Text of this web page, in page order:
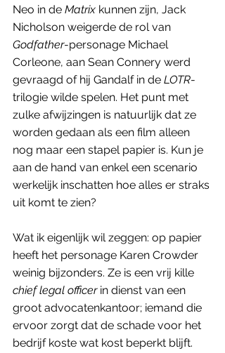
Neo in de Matrix kunnen zijn, Jack
Nicholson weigerde de rol van
Godfather-personage Michael
Corleone, aan Sean Connery werd
gevraagd of hij Gandalf in de LOTR-
trilogie wilde spelen. Het punt met
zulke afwijzingen is natuurlijk dat ze
worden gedaan als een film alleen
nog maar een stapel papier is. Kun je
aan de hand van enkel een scenario
werkelijk inschatten hoe alles er straks
uit komt te zien?
Wat ik eigenlijk wil zeggen: op papier
heeft het personage Karen Crowder
weinig bijzonders. Ze is een vrij kille
chief legal officer in dienst van een
groot advocatenkantoor; iemand die
ervoor zorgt dat de schade voor het
bedrijf koste wat kost beperkt blijft.